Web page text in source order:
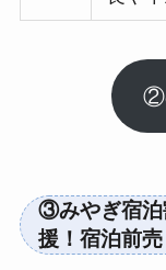
②
③みやぎ宿泊
援！宿泊前売